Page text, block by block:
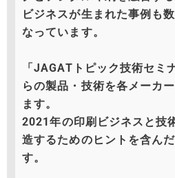
ビジネスが生まれた事例も
なっています。
「JAGAT トピック技術セミ
らの製品・技術を各メーカ
ます。
2021年の印刷ビジネスと技
造するためのヒントを含ん
す。